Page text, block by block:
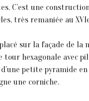
C’est une
très remaniée au
sur la façade de la
tour hexagonale avec
petite pyramide
une corniche.